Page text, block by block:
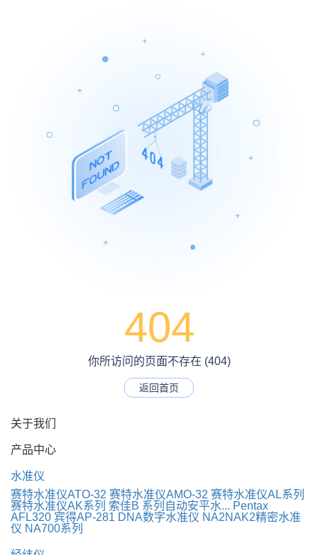
404
你所访问的页面不存在 (404)
返回首页
关于我们
产品中心
水准仪
赛特水准仪ATO-32 赛特水准仪AMO-32 赛特水准仪AL系列
赛特水准仪AK系列 索佳B 系列自动安平水... Pentax
AFL320 宾得AP-281 DNA数字水准仪 NA2NAK2精密水准
仪 NA700系列